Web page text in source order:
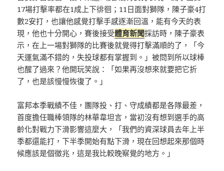
17場打擊率都在1成上下徘徊；11日面對獅隊，陳子豪4打
數2安打，也讓他感覺打擊手感逐漸回溫，能有今天的表
現，他也十分開心，賽後接受體育新聞採訪時，陳子豪表
示，在上一場對獅隊的比賽後就覺得打擊滿順的了，「今
天運氣滿不錯的，失投球都有掌握到。」被問到所以球棒
也醒了過來？他開玩笑說：「如果再沒想來就要把它折
了，也是該慢慢恢復了。」
富邦本季戰績不佳，團隊投、打、守成績都是各隊最差，
首度擔任職棒領隊的林華韋坦言，當初沒有想到選手的高
齡化對戰力下滑影響這麼大，「我們的資深球員去年上半
季都還能打，下半季開始有點下滑，現在回想起來那個時
候應該是個徵兆，這是我比較晚察覺的地方。」